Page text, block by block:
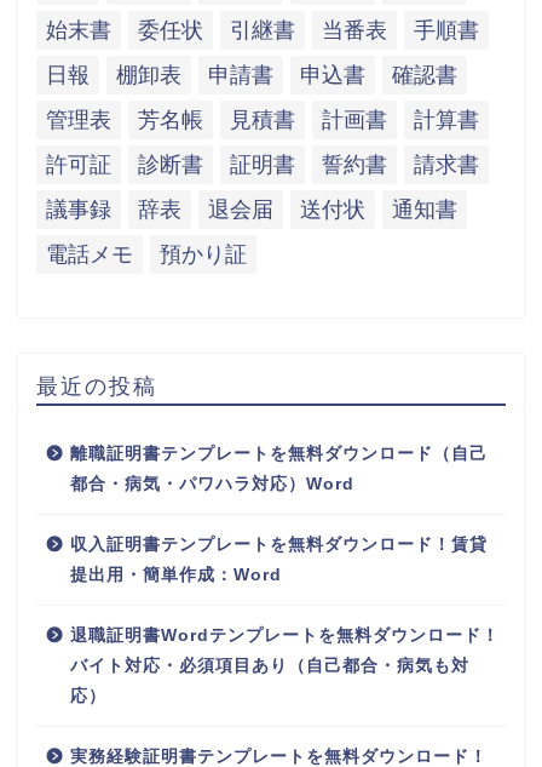
始末書
委任状 引継書 当番表
手順書
日報
棚卸表 申請書 申込書
確認書
管理表
芳名帳 見積書 計画書
計算書
許可証
診断書 証明書 誓約書
請求書
議事録
辞表 退会届 送付状
通知書
電話メモ
預かり証
最近の投稿
離職証明書テンプレートを無料ダウンロード（自己
都合・病気・パワハラ対応）Word
収入証明書テンプレートを無料ダウンロード！賃貸
提出用・簡単作成：Word
退職証明書Wordテンプレートを無料ダウンロード！
バイト対応・必須項目あり（自己都合・病気も対
応）
実務経験証明書テンプレートを無料ダウンロード！